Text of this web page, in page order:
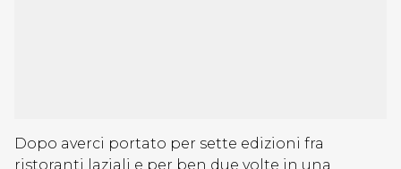
Dopo averci portato per sette edizioni fra
ristoranti laziali e per ben due volte in una